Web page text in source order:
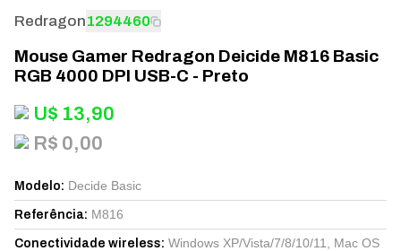
Redragon1294460
Mouse Gamer Redragon Deicide M816 Basic
RGB 4000 DPI USB-C - Preto
U$ 13,90
R$ 0,00
Modelo: Decide Basic
Referência: M816
Conectividade wireless: Windows XP/Vista/7/8/10/11, Mac OS